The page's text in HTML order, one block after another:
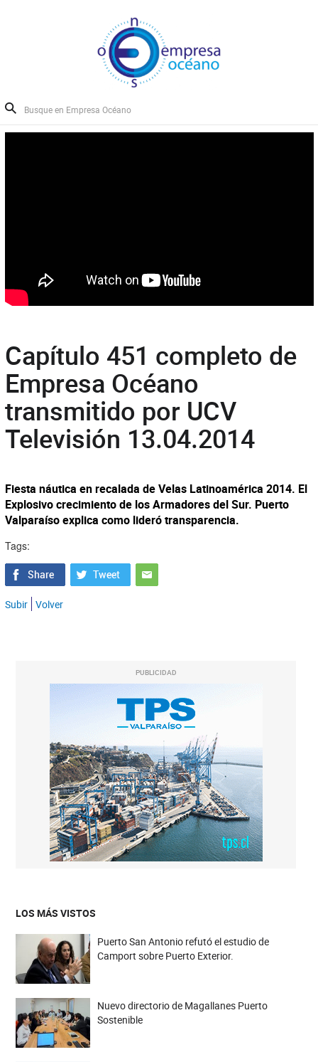
Capítulo 451 completo de
Empresa Océano
transmitido por UCV
Televisión 13.04.2014
Fiesta náutica en recalada de Velas Latinoamérica 2014. El
Explosivo crecimiento de los Armadores del Sur. Puerto
Valparaíso explica como lideró transparencia.
Tags:
Subir Volver
PUBLICIDAD
LOS MÁS VISTOS
Puerto San Antonio refutó el estudio de
Camport sobre Puerto Exterior.
Nuevo directorio de Magallanes Puerto
Sostenible